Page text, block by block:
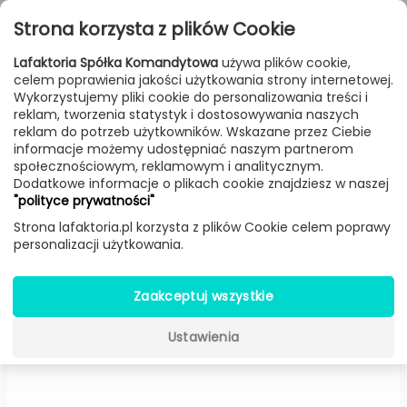
Przejdź do treści
FILTROWANIE & SORTOWANIE
Lampy Producenci Dutchbone Produkt
Hector ścienna (Kolor: morski) -
Dutchbone
Strona korzysta z plików Cookie
Lafaktoria Spółka Komandytowa używa plików cookie,
celem poprawienia jakości użytkowania strony internetowej.
Wykorzystujemy pliki cookie do personalizowania treści i
reklam, tworzenia statystyk i dostosowywania naszych
reklam do potrzeb użytkowników. Wskazane przez Ciebie
informacje możemy udostępniać naszym partnerom
społecznościowym, reklamowym i analitycznym.
Dodatkowe informacje o plikach cookie znajdziesz w naszej
"polityce prywatności"
Strona lafaktoria.pl korzysta z plików Cookie celem poprawy
personalizacji użytkowania.
Zaakceptuj wszystkie
Ustawienia